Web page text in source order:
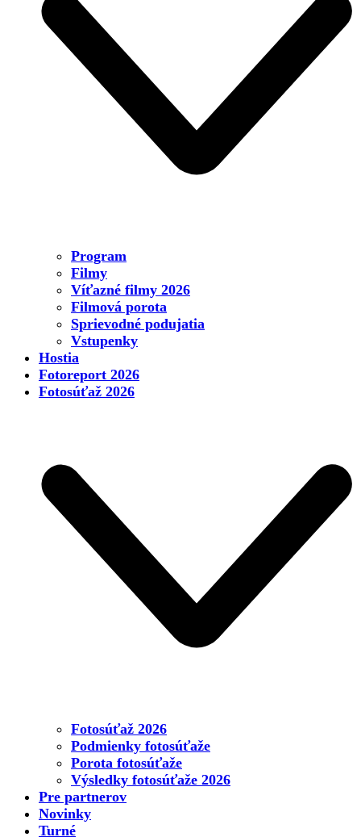
Program
Filmy
Víťazné filmy 2026
Filmová porota
Sprievodné podujatia
Vstupenky
Hostia
Fotoreport 2026
Fotosúťaž 2026
Fotosúťaž 2026
Podmienky fotosúťaže
Porota fotosúťaže
Výsledky fotosúťaže 2026
Pre partnerov
Novinky
Turné